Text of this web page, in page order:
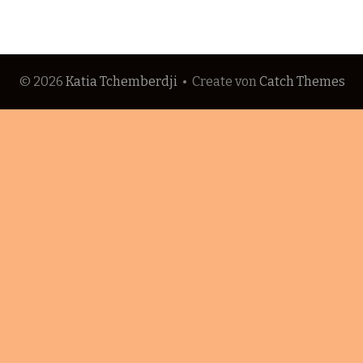
© 2026 Katia Tchemberdji • Create vonCatch Themes